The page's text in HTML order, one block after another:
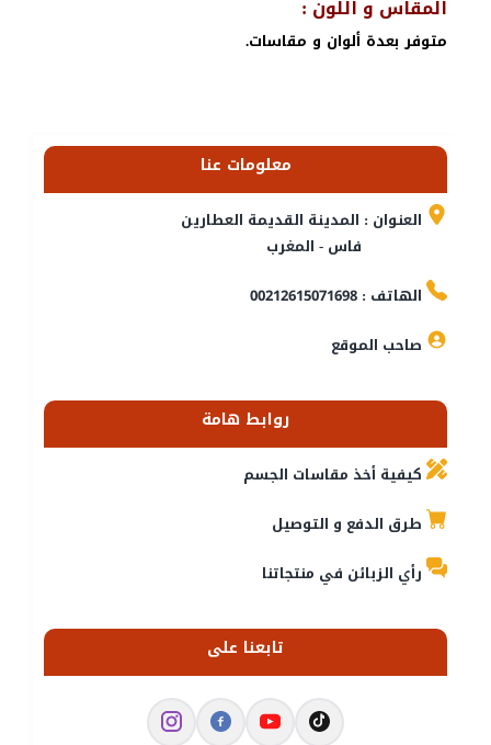
المقاس و اللون :
متوفر بعدة ألوان و مقاسات.
معلومات عنا
العنوان : المدينة القديمة العطارين
فاس - المغرب
الهاتف : 00212615071698
صاحب الموقع
روابط هامة
كيفية أخذ مقاسات الجسم
طرق الدفع و التوصيل
رأي الزبائن في منتجاتنا
تابعنا على